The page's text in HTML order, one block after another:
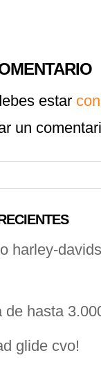
estar
un
harley-
de hasta
glide cvo!